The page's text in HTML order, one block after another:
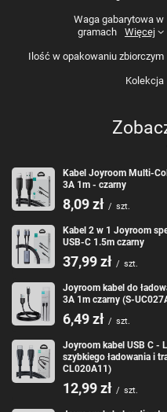
Zestaw zawiera:
1 x Kabel USB C -
Waga gabarytowa w
gramach
Więcej
Ilość w opakowaniu zbiorczym
Kolekcja
Kabel Joyroom Multi-
3A 1m - czarny
8,09 zł / szt.
Kabel 2 w 1 Joyroom
USB-C 1.5m czarny
37,99 zł / szt.
Joyroom kabel do
3A 1m czarny (S-
6,49 zł / szt.
Joyroom kabel USB C -
szybkiego ładowania i
CL020A11)
12,99 zł / szt.